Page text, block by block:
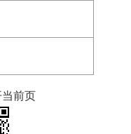
前页